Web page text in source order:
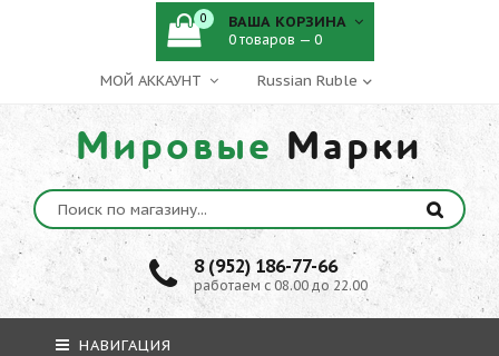
МОЙ АККАУНТ
Мировые Марки
8 (952) 186-77-66
работаем с 08.00 до 22.00
0 ВАША КОРЗИНА
0 товаров — 0
НАВИГАЦИЯ